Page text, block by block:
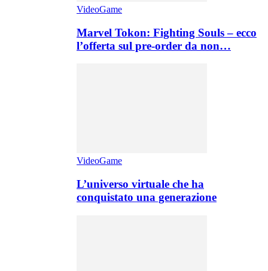
VideoGame
Marvel Tokon: Fighting Souls – ecco
l’offerta sul pre-order da non…
VideoGame
L’universo virtuale che ha
conquistato una generazione